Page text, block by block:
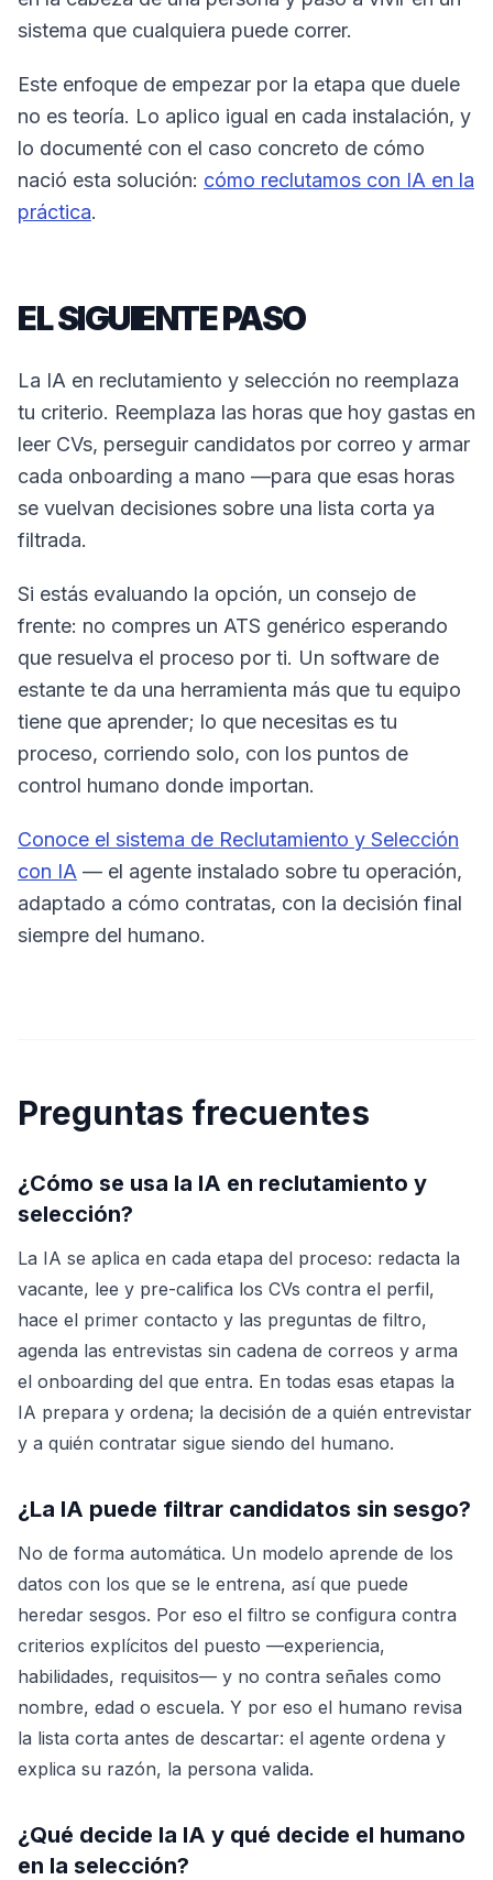
sistema que cualquiera puede correr.
Este enfoque de empezar por la etapa que duele
no es teoría. Lo aplico igual en cada instalación, y
lo documenté con el caso concreto de cómo
nació esta solución: cómo reclutamos con IA en la
práctica.
EL SIGUIENTE PASO
La IA en reclutamiento y selección no reemplaza
tu criterio. Reemplaza las horas que hoy gastas en
leer CVs, perseguir candidatos por correo y armar
cada onboarding a mano —para que esas horas
se vuelvan decisiones sobre una lista corta ya
filtrada.
Si estás evaluando la opción, un consejo de
frente: no compres un ATS genérico esperando
que resuelva el proceso por ti. Un software de
estante te da una herramienta más que tu equipo
tiene que aprender; lo que necesitas es tu
proceso, corriendo solo, con los puntos de
control humano donde importan.
Conoce el sistema de Reclutamiento y Selección
con IA — el agente instalado sobre tu operación,
adaptado a cómo contratas, con la decisión final
siempre del humano.
Preguntas frecuentes
¿Cómo se usa la IA en reclutamiento y
selección?
La IA se aplica en cada etapa del proceso: redacta la
vacante, lee y pre-califica los CVs contra el perfil,
hace el primer contacto y las preguntas de filtro,
agenda las entrevistas sin cadena de correos y arma
el onboarding del que entra. En todas esas etapas la
IA prepara y ordena; la decisión de a quién entrevistar
y a quién contratar sigue siendo del humano.
¿La IA puede filtrar candidatos sin sesgo?
No de forma automática. Un modelo aprende de los
datos con los que se le entrena, así que puede
heredar sesgos. Por eso el filtro se configura contra
criterios explícitos del puesto —experiencia,
habilidades, requisitos— y no contra señales como
nombre, edad o escuela. Y por eso el humano revisa
la lista corta antes de descartar: el agente ordena y
explica su razón, la persona valida.
¿Qué decide la IA y qué decide el humano
en la selección?